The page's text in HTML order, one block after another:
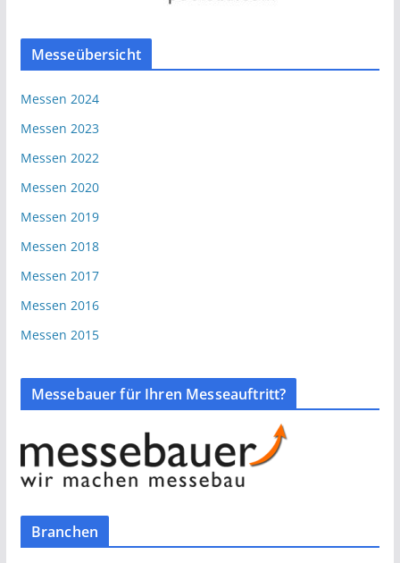
Messeübersicht
Messen 2024
Messen 2023
Messen 2022
Messen 2020
Messen 2019
Messen 2018
Messen 2017
Messen 2016
Messen 2015
Messebauer für Ihren Messeauftritt?
Branchen